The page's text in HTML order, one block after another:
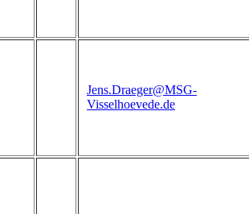
Jens.Draeger@MSG-
Visselhoevede.de